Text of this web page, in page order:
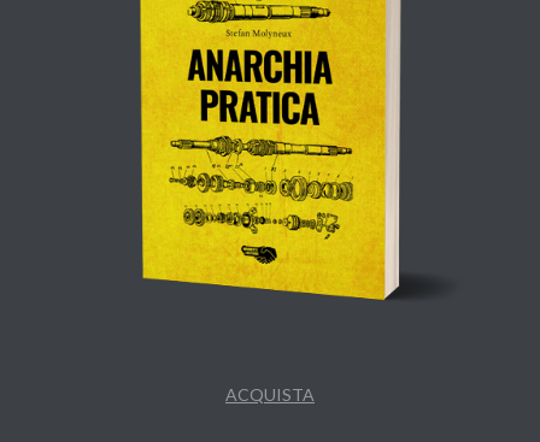
ACQUISTA